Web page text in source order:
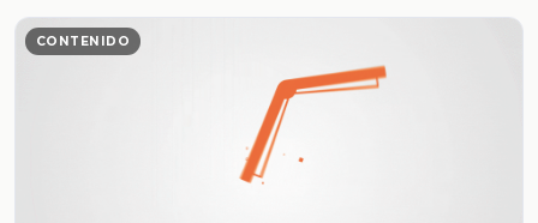
CONTENIDO